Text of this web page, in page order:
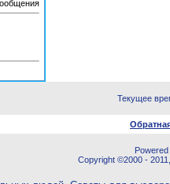
Текущее
Copyright ©2000 -